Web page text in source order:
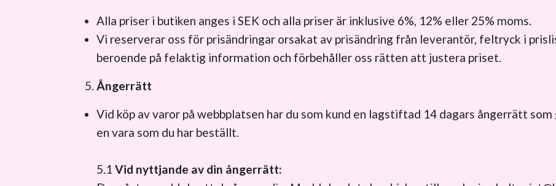
Alla priser i butiken anges i SEK och alla priser är inklusive 6%, 12% eller 25% moms.
Vi reserverar oss för prisändringar orsakat av prisändring från leverantör, feltryck i
beroende på felaktig information och förbehåller oss rätten att justera priset.
Ångerrätt
Vid köp av varor på webbplatsen har du som kund en lagstiftad 14 dagars ångerrätt
en vara som du har beställt.
5.1 Vid nyttjande av din ångerrätt: